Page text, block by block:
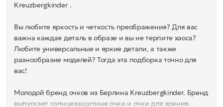
Kreuzbergkinder .
Вы любите яркость и четкость преображения? Для вас
важна каждая деталь в образе и вы не терпите хаоса?
Любите универсальные и яркие детали, а также
разнообразие моделей? Тогда эта подборка точно для
вас!
Молодой бренд очков из Берлина Kreuzbergkinder. Бренд
выпускает солнцезащитные очки и очки для зрения.